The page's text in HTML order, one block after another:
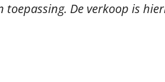
De verkoop is